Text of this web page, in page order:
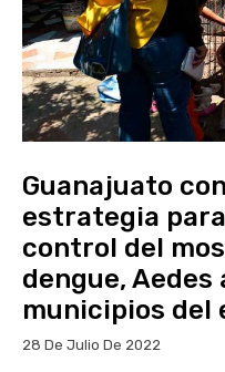
Guanajuato
estrategia
control del
dengue,
municipios del
28 De Julio De 2022